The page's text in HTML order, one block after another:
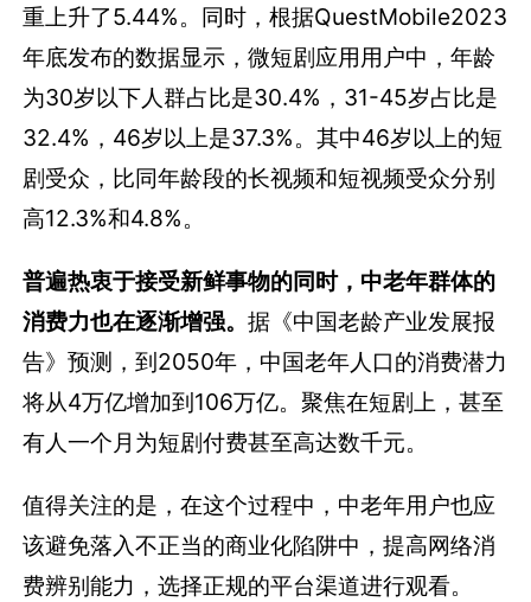
重上升了5.44%。同时，根据QuestMobile2023
年底发布的数据显示，微短剧应用用户中，年龄
为30岁以下人群占比是30.4%，31-45岁占比是
32.4%，46岁以上是37.3%。其中46岁以上的短
剧受众，比同年龄段的长视频和短视频受众分别
高12.3%和4.8%。
普遍热衷于接受新鲜事物的同时，中老年群体的
消费力也在逐渐增强。据《中国老龄产业发展报
告》预测，到2050年，中国老年人口的消费潜力
将从4万亿增加到106万亿。聚焦在短剧上，甚至
有人一个月为短剧付费甚至高达数千元。
值得关注的是，在这个过程中，中老年用户也应
该避免落入不正当的商业化陷阱中，提高网络消
费辨别能力，选择正规的平台渠道进行观看。